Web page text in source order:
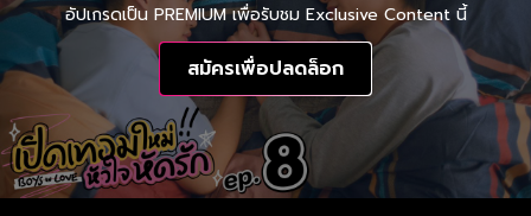
อัปเกรดเป็น PREMIUM เพื่อรับชม Exclusive Content นี้
สมัครเพื่อปลดล็อก